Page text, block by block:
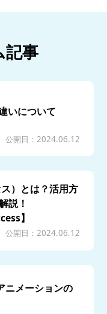
記事
いについて
公開日：2024.06.12
）とは？活用方
説！
】
公開日：2024.06.12
メーションの